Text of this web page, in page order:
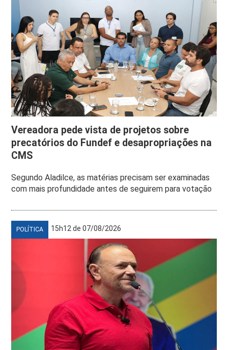
Vereadora pede vista de projetos sobre
precatórios do Fundef e desapropriações na
CMS
Segundo Aladilce, as matérias precisam ser examinadas
com mais profundidade antes de seguirem para votação
POLÍTICA 15h12 de 07/08/2026